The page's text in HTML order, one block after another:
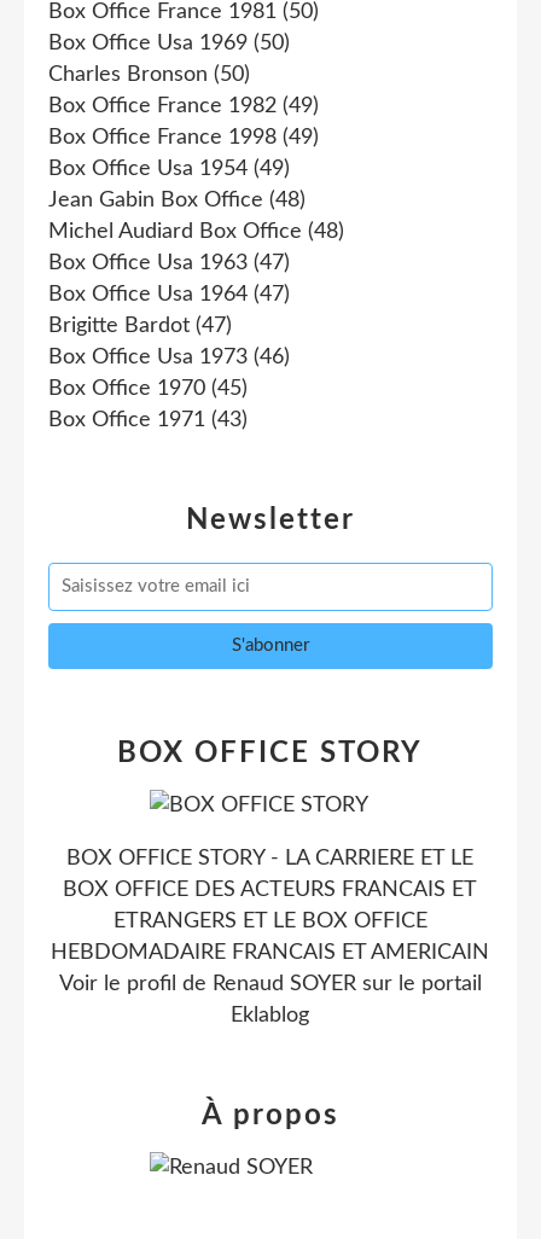
Newsletter
Box Office France 1981 (50)
Box Office Usa 1969 (50)
Charles Bronson (50)
Box Office France 1982 (49)
Box Office France 1998 (49)
Box Office Usa 1954 (49)
Jean Gabin Box Office (48)
Michel Audiard Box Office (48)
Box Office Usa 1963 (47)
Box Office Usa 1964 (47)
Brigitte Bardot (47)
Box Office Usa 1973 (46)
Box Office 1970 (45)
Box Office 1971 (43)
BOX OFFICE STORY
BOX OFFICE STORY - LA CARRIERE ET LE
BOX OFFICE DES ACTEURS FRANCAIS ET
ETRANGERS ET LE BOX OFFICE
HEBDOMADAIRE FRANCAIS ET AMERICAIN
Voir le profil de Renaud SOYER sur le portail
Eklablog
À propos